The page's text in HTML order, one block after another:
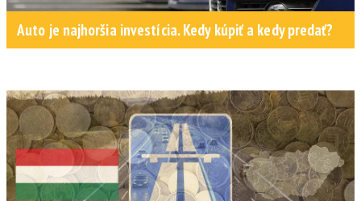
Auto je najhoršia investícia. Kedy kúpiť a kedy predať?